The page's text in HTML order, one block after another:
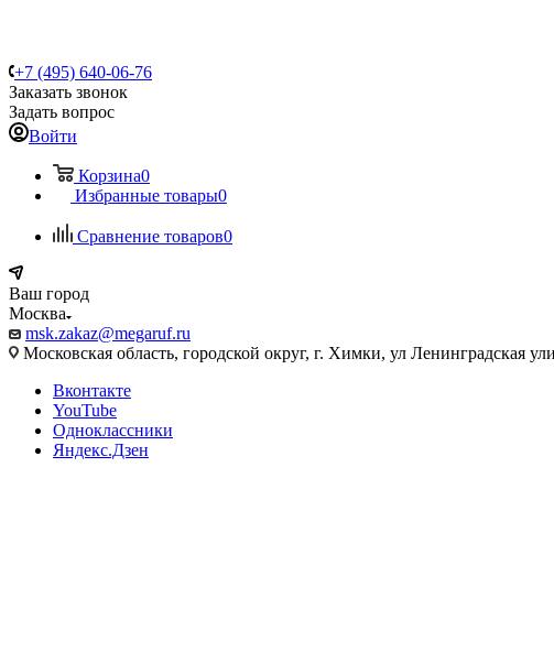
+7 (495) 640-06-76
Заказать звонок
Задать вопрос
Войти
Корзина0
Избранные товары0
Сравнение товаров0
Ваш город
Москва
msk.zakaz@megaruf.ru
Московская область, городской округ, г. Химки, ул Ленинградская
Вконтакте
YouTube
Одноклассники
Яндекс.Дзен